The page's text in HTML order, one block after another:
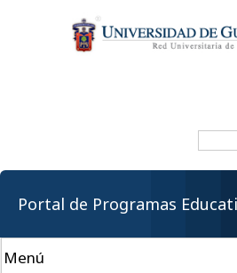
contenido
principal
Portal de Programas